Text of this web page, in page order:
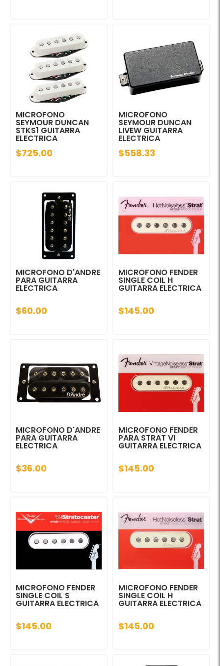
MICROFONO
SEYMOUR DUNCAN
STKS1 GUITARRA
ELECTRICA
$725.00
MICROFONO
SEYMOUR DUNCAN
LIVEW GUITARRA
ELECTRICA
$558.33
MICROFONO D'ANDRE
PARA GUITARRA
ELECTRICA
$60.00
MICROFONO FENDER
SINGLE COIL H
GUITARRA ELECTRICA
$145.00
MICROFONO D'ANDRE
PARA GUITARRA
ELECTRICA
$36.00
MICROFONO FENDER
PARA STRAT VI
GUITARRA ELECTRICA
$145.00
MICROFONO FENDER
SINGLE COIL S
GUITARRA ELECTRICA
$145.00
MICROFONO FENDER
SINGLE COIL H
GUITARRA ELECTRICA
$145.00